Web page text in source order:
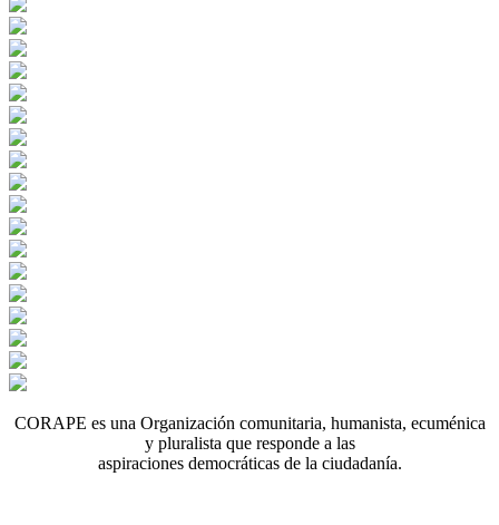
CORAPE es una Organización comunitaria, humanista, ecuménica
y pluralista que responde a las
aspiraciones democráticas de la ciudadanía.